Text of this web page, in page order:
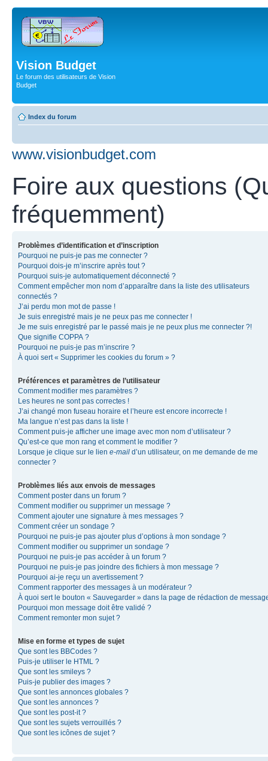
Vision Budget
Le forum des utilisateurs de Vision
Budget
Index du forum
www.visionbudget.com
Foire aux questions
fréquemment)
Problèmes d’identification et d’inscription
Pourquoi ne puis-je pas me connecter ?
Pourquoi dois-je m’inscrire après tout ?
Pourquoi suis-je automatiquement déconnecté ?
Comment empêcher mon nom d’apparaître dans la liste des utilisateurs
connectés ?
J’ai perdu mon mot de passe !
Je suis enregistré mais je ne peux pas me connecter !
Je me suis enregistré par le passé mais je ne peux plus me connecter ?!
Que signifie COPPA ?
Pourquoi ne puis-je pas m’inscrire ?
À quoi sert « Supprimer les cookies du forum » ?
Préférences et paramètres de l’utilisateur
Comment modifier mes paramètres ?
Les heures ne sont pas correctes !
J’ai changé mon fuseau horaire et l’heure est encore incorrecte !
Ma langue n’est pas dans la liste !
Comment puis-je afficher une image avec mon nom d’utilisateur ?
Qu’est-ce que mon rang et comment le modifier ?
Lorsque je clique sur le lien e-mail d’un utilisateur, on me demande de me
connecter ?
Problèmes liés aux envois de messages
Comment poster dans un forum ?
Comment modifier ou supprimer un message ?
Comment ajouter une signature à mes messages ?
Comment créer un sondage ?
Pourquoi ne puis-je pas ajouter plus d’options à mon sondage ?
Comment modifier ou supprimer un sondage ?
Pourquoi ne puis-je pas accéder à un forum ?
Pourquoi ne puis-je pas joindre des fichiers à mon message ?
Pourquoi ai-je reçu un avertissement ?
Comment rapporter des messages à un modérateur ?
À quoi sert le bouton « Sauvegarder » dans la page de rédaction de
Pourquoi mon message doit être validé ?
Comment remonter mon sujet ?
Mise en forme et types de sujet
Que sont les BBCodes ?
Puis-je utiliser le HTML ?
Que sont les smileys ?
Puis-je publier des images ?
Que sont les annonces globales ?
Que sont les annonces ?
Que sont les post-it ?
Que sont les sujets verrouillés ?
Que sont les icônes de sujet ?